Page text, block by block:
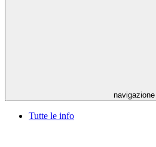
navigazione
Tutte le info